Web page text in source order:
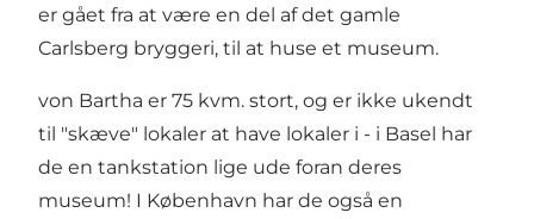
er gået fra at være en del af det gamle
Carlsberg bryggeri, til at huse et museum.
von Bartha er 75 kvm. stort, og er ikke ukendt
til "skæve" lokaler at have lokaler i - i Basel har
de en tankstation lige ude foran deres
museum! I København har de også en